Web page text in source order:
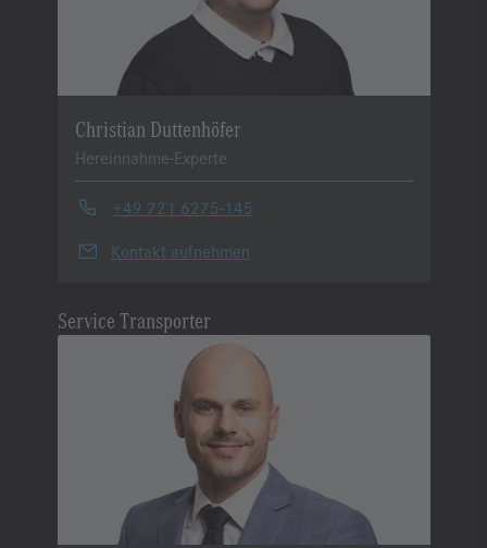
Christian Duttenhöfer
Hereinnahme-Experte
+49 721 6275-145
Kontakt aufnehmen
Service Transporter